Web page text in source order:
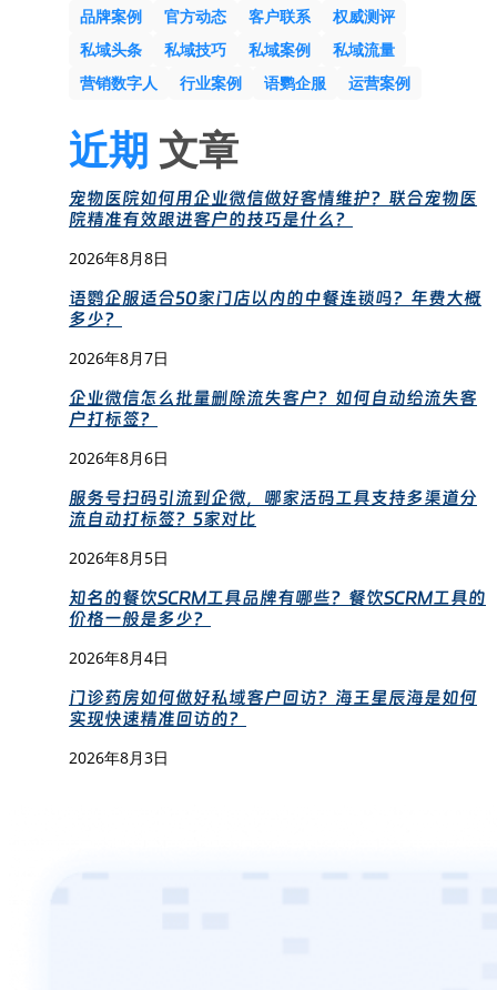
品牌案例
官方动态 客户联系
权威测评
私域头条
私域技巧 私域案例
私域流量
营销数字人
行业案例 语鹦企服 运营案例
近期 文章
宠物医院如何用企业微信做好客情维护？联合宠物医
院精准有效跟进客户的技巧是什么？
2026年8月8日
语鹦企服适合50家门店以内的中餐连锁吗？年费大概
多少？
2026年8月7日
企业微信怎么批量删除流失客户？如何自动给流失客
户打标签？
2026年8月6日
服务号扫码引流到企微，哪家活码工具支持多渠道分
流自动打标签？5家对比
2026年8月5日
知名的餐饮SCRM工具品牌有哪些？餐饮SCRM工具的
价格一般是多少？
2026年8月4日
门诊药房如何做好私域客户回访？海王星辰海是如何
实现快速精准回访的？
2026年8月3日